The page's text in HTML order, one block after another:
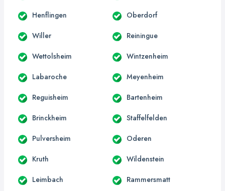
Henflingen Oberdorf
Willer Reiningue
Wettolsheim Wintzenheim
Labaroche Meyenheim
Reguisheim Bartenheim
Brinckheim Staffelfelden
Pulversheim Oderen
Kruth Wildenstein
Leimbach Rammersmatt